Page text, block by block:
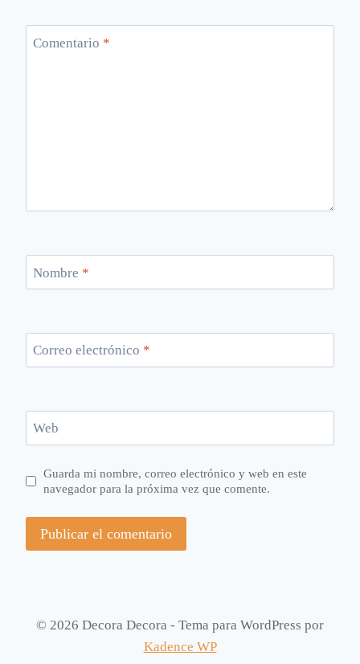
Comentario *
Nombre *
Correo electrónico *
Web
Guarda mi nombre, correo electrónico y web en este
navegador para la próxima vez que comente.
© 2026 Decora Decora - Tema para WordPress por
Kadence WP